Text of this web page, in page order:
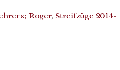
Roger, Streifzüge 2014-